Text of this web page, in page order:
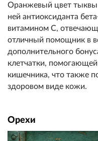
Оранжевый цвет тыквы
ней антиоксиданта
витамином С,
отличный помощник в
дополнительного
клетчатки,
кишечника, что также
здоровом виде кожи.
Орехи